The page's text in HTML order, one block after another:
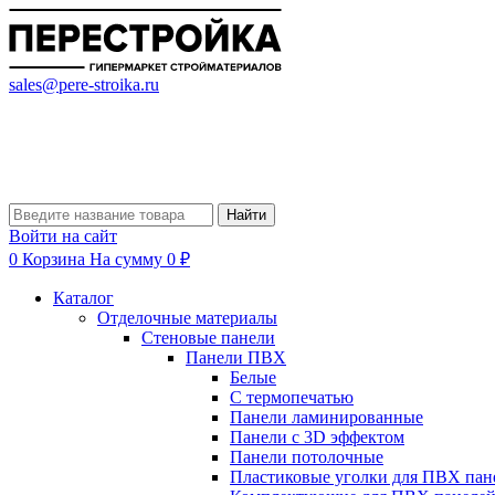
sales@pere-stroika.ru
Найти
Войти на сайт
0 Корзина На сумму 0 ₽
Каталог
Отделочные материалы
Стеновые панели
Панели ПВХ
Белые
С термопечатью
Панели ламинированные
Панели с 3D эффектом
Панели потолочные
Пластиковые уголки для ПВХ